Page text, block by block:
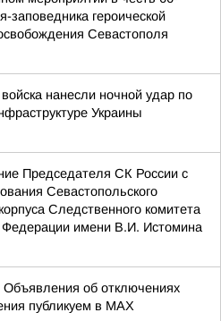
заповедника героической
Севастополя
войска нанесли ночной удар по
Украины
Председателя СК России с
Севастопольского
Следственного комитета
Федерации имени В.И. Истомина
Объявления об отключениях
публикуем в MAX